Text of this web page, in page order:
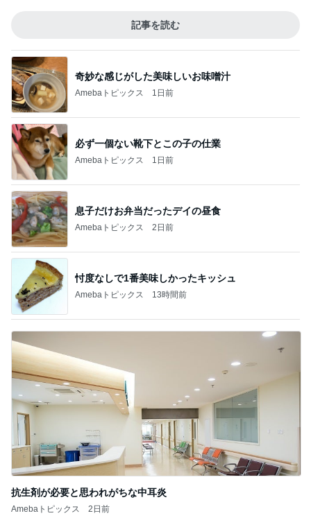
記事を読む
奇妙な感じがした美味しいお味噌汁
Amebaトピックス 1日前
必ず一個ない靴下とこの子の仕業
Amebaトピックス 1日前
息子だけお弁当だったデイの昼食
Amebaトピックス 2日前
忖度なしで1番美味しかったキッシュ
Amebaトピックス 13時間前
抗生剤が必要と思われがちな中耳炎
Amebaトピックス 2日前